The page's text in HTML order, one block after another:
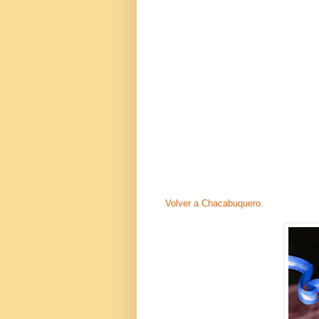
Volver a Chacabuquero.